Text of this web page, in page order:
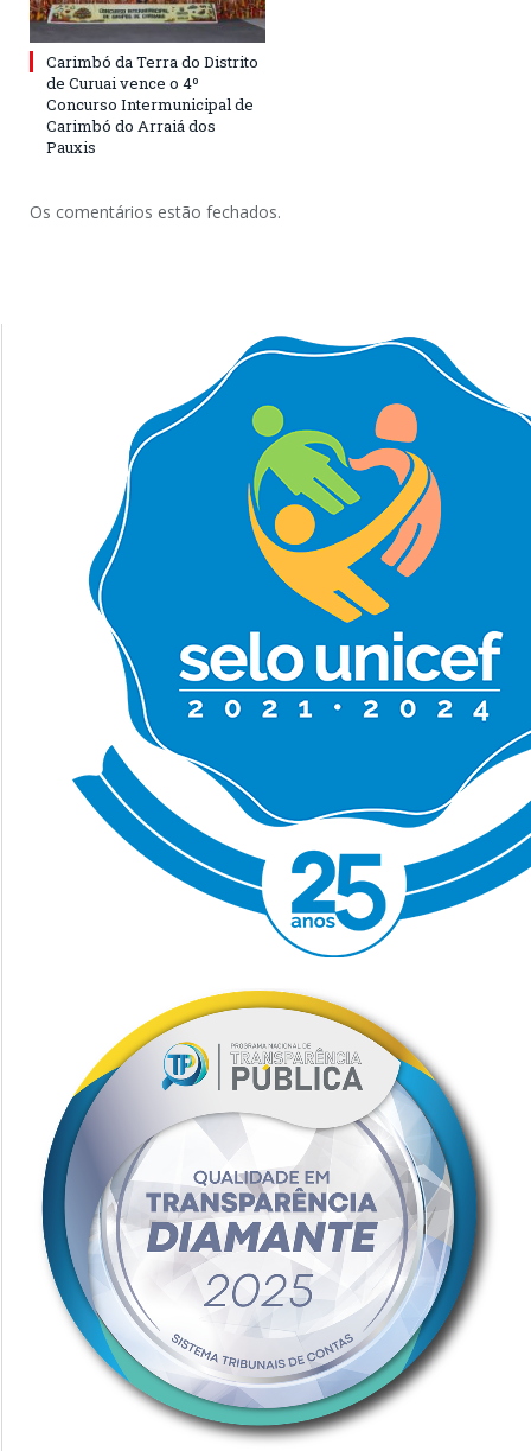
Carimbó da Terra do Distrito
de Curuai vence o 4º
Concurso Intermunicipal de
Carimbó do Arraiá dos
Pauxis
Os comentários estão fechados.